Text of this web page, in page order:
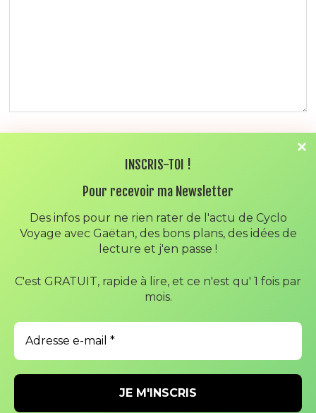
INSCRIS-TOI !
Pour recevoir ma Newsletter
Des infos pour ne rien rater de l'actu de Cyclo
Voyage avec Gaëtan, des bons plans, des idées de
lecture et j'en passe !
C'est GRATUIT, rapide à lire, et ce n'est qu' 1 fois par
mois.
ENREGISTRER MON NOM, MON E-MAIL ET MON SITE DANS